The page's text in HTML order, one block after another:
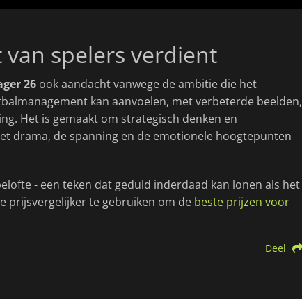
spelers verdient
26 ook aandacht vanwege de ambitie die het
kan aanvoelen, met verbeterde beelden,
Het is gemaakt om strategisch denken en
drama, de spanning en de emotionele hoogtepunten
- een teken dat geduld inderdaad kan lonen als het
prijsvergelijker te gebruiken om de beste prijzen voor
Deel